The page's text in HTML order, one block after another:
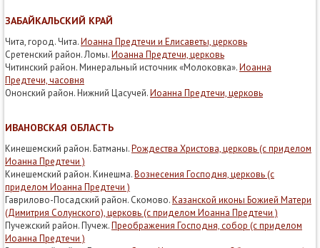
ЗАБАЙКАЛЬСКИЙ КРАЙ
Чита, город. Чита.Иоанна Предтечи и Елисаветы, церковь
Сретенский район. Ломы.Иоанна Предтечи, церковь
Читинский район. Минеральный источник «Молоковка».Иоанна
Предтечи, часовня
Ононский район. Нижний Цасучей.Иоанна Предтечи, церковь
ИВАНОВСКАЯ ОБЛАСТЬ
Кинешемский район. Батманы.Рождества Христова, церковь (с приделом
Иоанна Предтечи )
Кинешемский район. Кинешма.Вознесения Господня, церковь (с
приделом Иоанна Предтечи )
Гаврилово-Посадский район. Скомово.Казанской иконы Божией Матери
(Димитрия Солунского), церковь (с приделом Иоанна Предтечи )
Пучежский район. Пучеж.Преображения Господня, собор (с приделом
Иоанна Предтечи )